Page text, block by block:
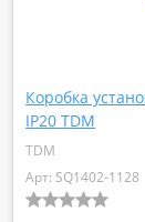
Коробка
IP20 TDM
TDM
Арт: SQ1402-1128